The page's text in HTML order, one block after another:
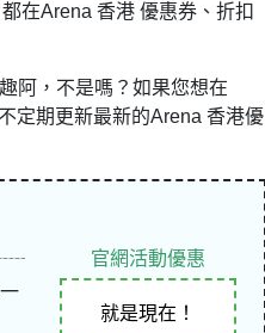
在Arena 香港 優惠券、折扣
阿，不是嗎？如果您想在
定期更新最新的Arena 香港優
官網活動優惠
就是現在！